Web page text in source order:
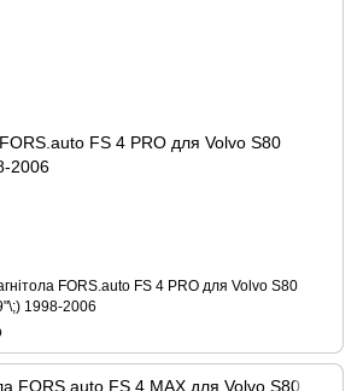
FS 4 PRO для Volvo S80
2006
FORS.auto FS 4 PRO для Volvo S80
1998-2006